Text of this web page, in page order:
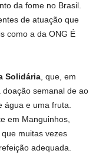
da fome no Brasil.
de atuação que
como a da ONG É
Solidária, que, em
doação semanal de ao
água e uma fruta.
em Manguinhos,
muitas vezes
adequada.